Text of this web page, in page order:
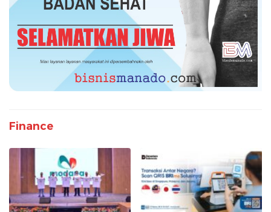
Finance